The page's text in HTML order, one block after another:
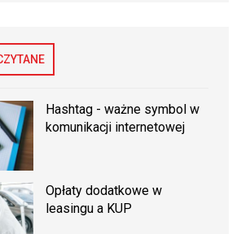
Hashtag - ważne symbol w
komunikacji internetowej
Opłaty dodatkowe w
leasingu a KUP